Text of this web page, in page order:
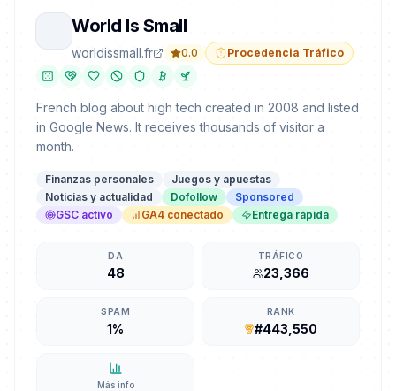
World Is Small
worldissmall.fr 0.0 Procedencia Tráfico
French blog about high tech created in 2008 and listed
in Google News. It receives thousands of visitor a
month.
Finanzas personales
Juegos y apuestas
Noticias y actualidad
Dofollow
Sponsored
GSC activo
GA4 conectado Entrega rápida
DA
48
TRÁFICO
23,366
SPAM
1%
RANK
#443,550
Más info